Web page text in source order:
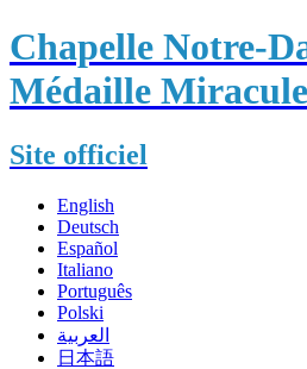
Chapelle Notre-
Médaille
Site officiel
English
Deutsch
Español
Italiano
Português
Polski
العربية
日本語